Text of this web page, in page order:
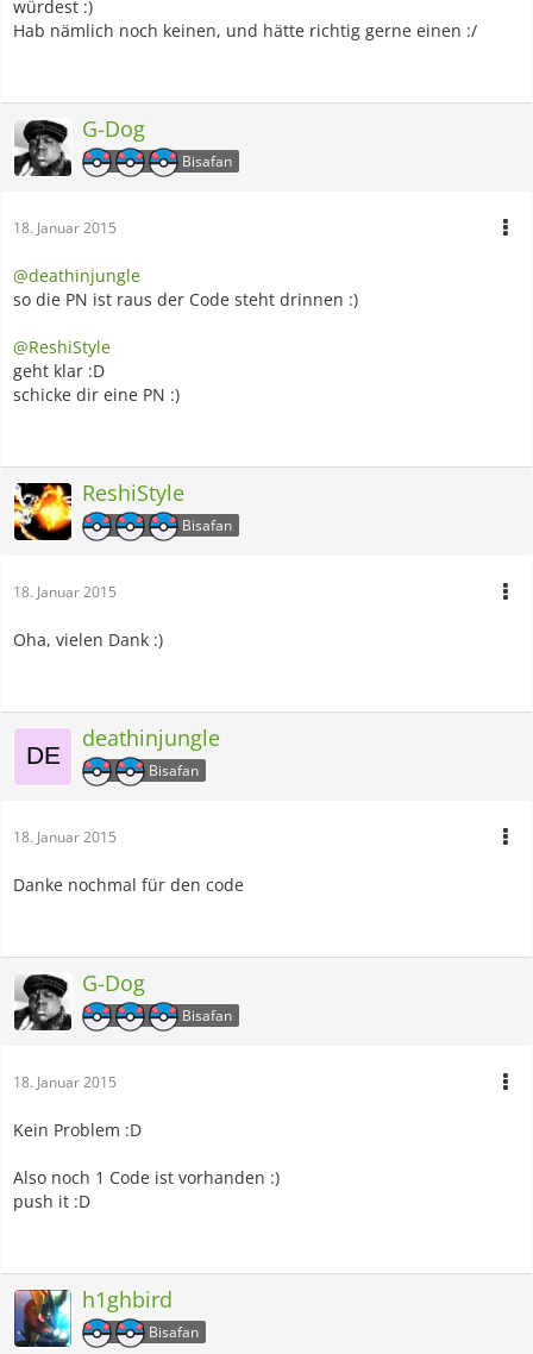
würdest :)
Hab nämlich noch keinen, und hätte richtig gerne einen :/
G-Dog
Bisafan
18. Januar 2015
@deathinjungle
so die PN ist raus der Code steht drinnen :)
@ReshiStyle
geht klar :D
schicke dir eine PN :)
ReshiStyle
Bisafan
18. Januar 2015
Oha, vielen Dank :)
deathinjungle
Bisafan
18. Januar 2015
Danke nochmal für den code
G-Dog
Bisafan
18. Januar 2015
Kein Problem :D
Also noch 1 Code ist vorhanden :)
push it :D
h1ghbird
Bisafan